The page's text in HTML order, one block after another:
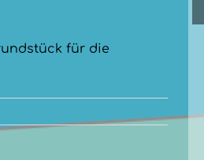
für die